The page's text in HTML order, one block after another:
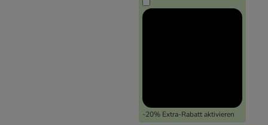
-20% Extra-Rabatt aktivieren